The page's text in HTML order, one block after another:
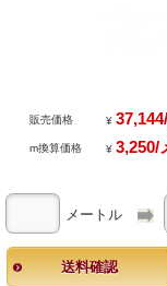
販売価格 ¥
m換算価格 ¥3,250/
メートル
送料確認